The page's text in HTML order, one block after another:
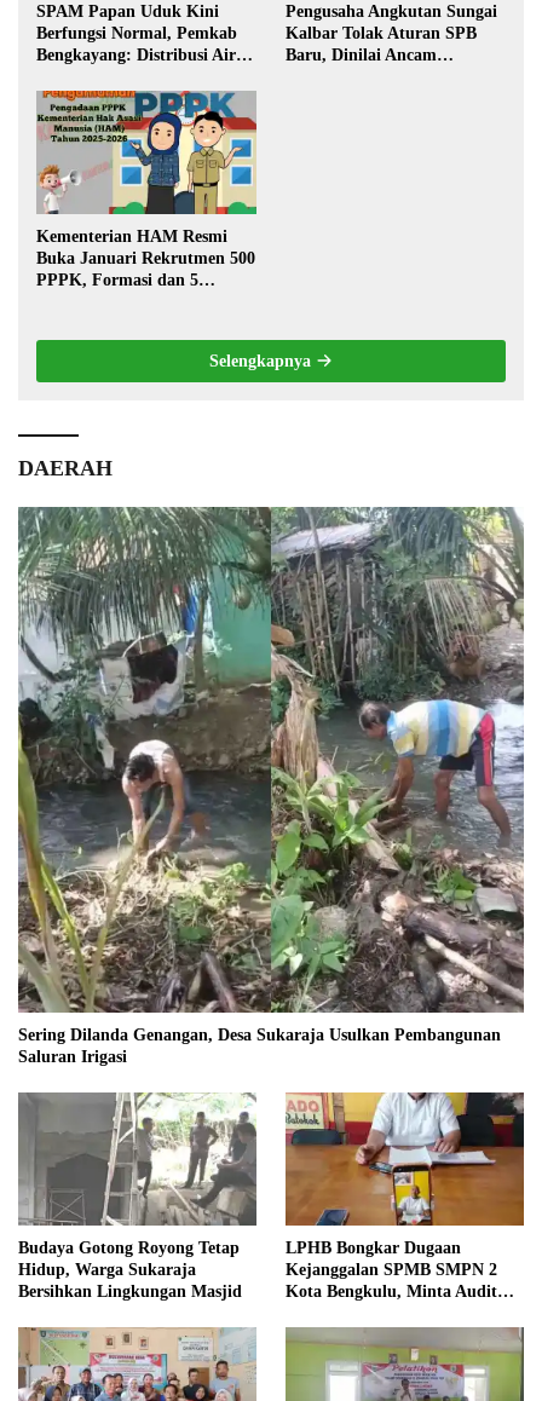
SPAM Papan Uduk Kini
Berfungsi Normal, Pemkab
Bengkayang: Distribusi Air
Warga
Pengusaha Angkutan Sungai
Kalbar Tolak Aturan SPB
Baru, Dinilai Ancam
Kementerian HAM Resmi
Buka Januari Rekrutmen 500
PPPK, Formasi dan 5
Selengkapnya
DAERAH
Sering Dilanda Genangan, Desa Sukaraja Usulkan Pembangunan
Saluran Irigasi
Budaya Gotong Royong Tetap
Hidup, Warga Sukaraja
Bersihkan Lingkungan Masjid
LPHB Bongkar Dugaan
Kejanggalan SPMB SMPN 2
Kota Bengkulu, Minta Audit